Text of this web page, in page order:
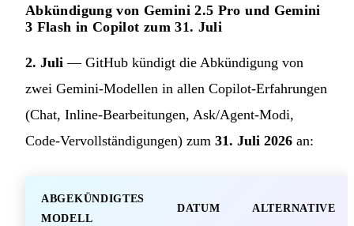
Abkündigung von Gemini 2.5 Pro und Gemini
3 Flash in Copilot zum 31. Juli
2. Juli — GitHub kündigt die Abkündigung von
zwei Gemini-Modellen in allen Copilot-Erfahrungen
(Chat, Inline-Bearbeitungen, Ask/Agent-Modi,
Code-Vervollständigungen) zum 31. Juli 2026 an:
ABGEKÜNDIGTES
MODELL
DATUM ALTERNATIVE